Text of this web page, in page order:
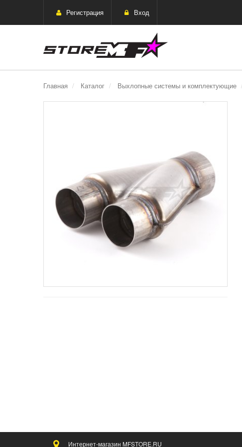
Регистрация Вход
Главная Каталог Выхлопные системы и комплектующие
Интернет-магазин MFSTORE.RU